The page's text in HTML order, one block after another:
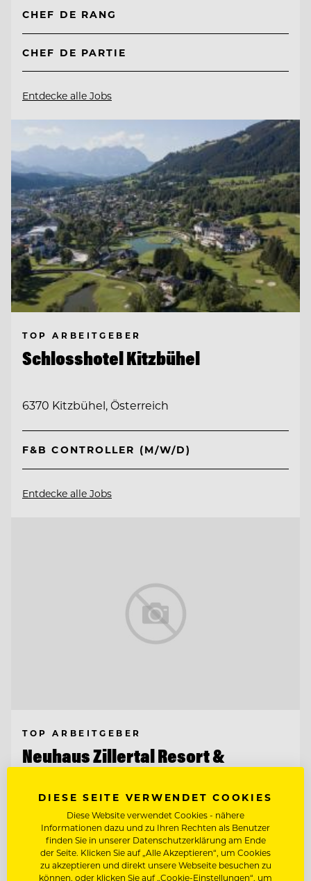
CHEF DE RANG
CHEF DE PARTIE
Entdecke alle Jobs
TOP ARBEITGEBER
Schlosshotel Kitzbühel
6370 Kitzbühel, Österreich
F&B CONTROLLER (M/W/D)
Entdecke alle Jobs
TOP ARBEITGEBER
Neuhaus Zillertal Resort &
6290 Mayrhofen, Österreich
RESTAURANTLEITUNG MIT SOMMELIER-
KENNTNISSEN
DIESE SEITE VERWENDET COOKIES
Diese Website verwendet Cookies - nähere
Informationen dazu und zu Ihren Rechten als Benutzer
finden Sie in unserer Datenschutzerklärung am Ende
der Seite. Klicken Sie auf „Alle Akzeptieren“, um Cookies
zu akzeptieren und direkt unsere Webseite besuchen zu
können, oder klicken Sie auf „Cookie-Einstellungen“, um